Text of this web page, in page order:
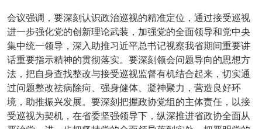
会议强调，要深刻认识政治巡视的精准定位，通过接受巡视
进一步强化党的创新理论武装，加强党的全面领导和党中央
集中统一领导，深入助推习近平总书记视察我省期间重要讲
话重要指示精神的贯彻落实。要深刻领会问题导向的思想方
法，把自身查找整改与接受巡视监督有机结合起来，切实通
过问题整改祛病除疴、强身健体、凝神聚力，营造良好环
境，助推振兴发展。要深刻把握政协党组的主体责任，以接
受巡视为契机，在省委坚强领导下，纵深推进省政协全面从